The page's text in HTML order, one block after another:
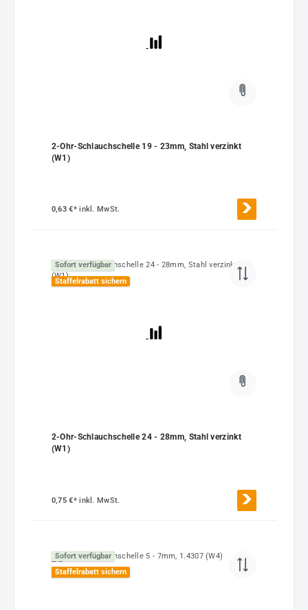
2-Ohr-Schlauchschelle 19 - 23mm, Stahl verzinkt
(W1)
0,63 €*inkl. MwSt.
Sofort verfügbar
Staffelrabatt sichern
2-Ohr-Schlauchschelle 24 - 28mm, Stahl verzinkt
(W1)
0,75 €*inkl. MwSt.
Sofort verfügbar
Staffelrabatt sichern